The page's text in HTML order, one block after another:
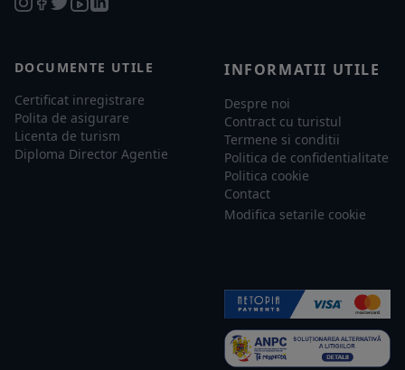
DOCUMENTE UTILE
Certificat inregistrare
Polita de asigurare
Licenta de turism
Diploma Director Agentie
INFORMATII UTILE
Despre noi
Contract cu turistul
Termene si conditii
Politica de confidentialitate
Politica cookie
Contact
Modifica setarile cookie